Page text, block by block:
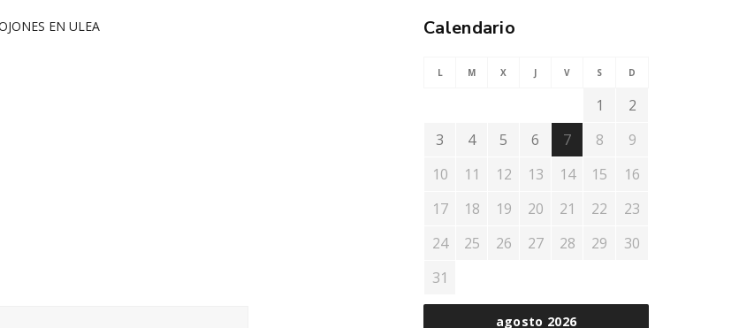
Calendario
agosto 2026
L M X J V S D
1
2
3
4 5 6 7 8
9
10
11 12 13 14 15
16
17
18 19 20 21 22
23
24
25 26 27 28 29
30
31